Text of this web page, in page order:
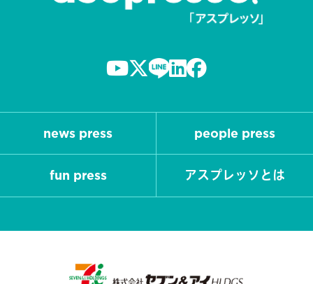
news press people press
fun press アスプレッソとは